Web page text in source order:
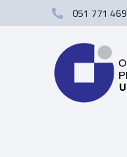
051 771 469